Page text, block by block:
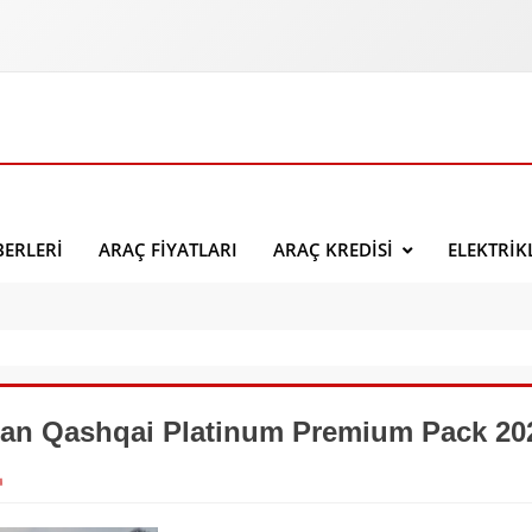
ARAÇ FIYATLARI ARAÇ KREDISI
Qashqai Platinum Premium Pack